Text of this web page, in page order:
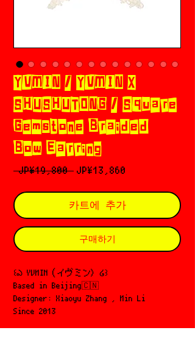
YVMIN / YVMIN X
SHUSHUTONG / Square
Gemstone Braided
Bow Earring
JP¥19,800 일
가
JP¥13,860
가
카트에 추가
구매하기
꒰ఎ YVMIN（イヴミン) ໒꒱
Based in Beijing🇨🇳
Designer: Xiaoyu Zhang , Min Li
Since 2013